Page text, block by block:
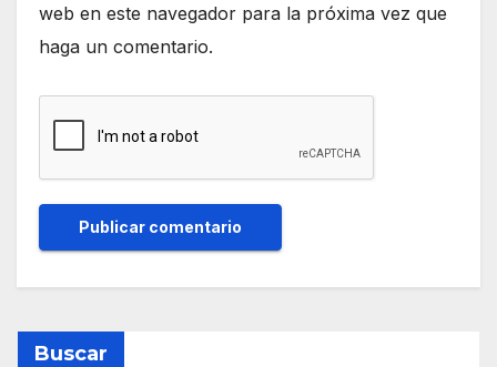
web en este navegador para la próxima vez que
haga un comentario.
Buscar